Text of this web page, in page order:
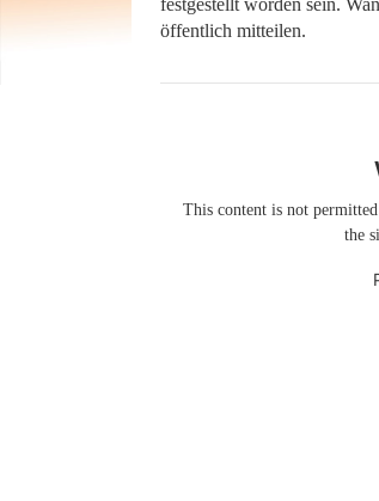
festgestellt worden sein.
öffentlich mitteilen.
This content is not
the